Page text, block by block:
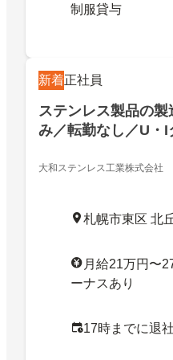
制服貸与
新着正社員
ステンレス製品の
み／転勤なし／U・
可／24733553
大和ステンレス工業株式会社
札幌市東区 北
月給21万円〜
ーナスあり
17時までに退